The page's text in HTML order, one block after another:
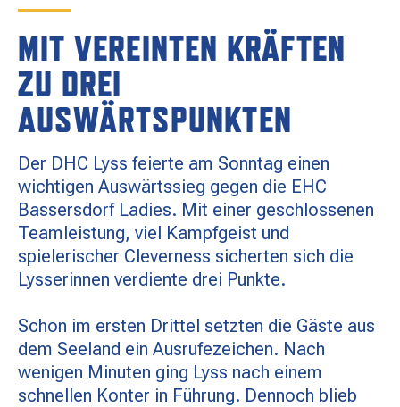
TEAM
SPIELPLAN
RESULTATE
MATCHBESUCH
AKTUELLES
SPONSOREN
KONTAKT
MIT VEREINTEN KRÄFTEN
ZU DREI
AUSWÄRTSPUNKTEN
Der DHC Lyss feierte am Sonntag einen
wichtigen Auswärtssieg gegen die EHC
Bassersdorf Ladies. Mit einer geschlossenen
Teamleistung, viel Kampfgeist und
spielerischer Cleverness sicherten sich die
Lysserinnen verdiente drei Punkte.
Schon im ersten Drittel setzten die Gäste aus
dem Seeland ein Ausrufezeichen. Nach
wenigen Minuten ging Lyss nach einem
schnellen Konter in Führung. Dennoch blieb